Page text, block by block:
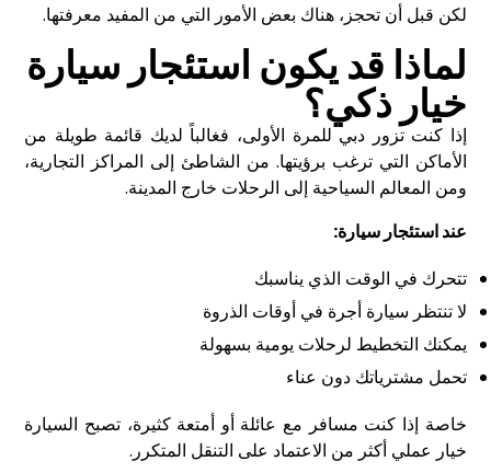
لكن قبل أن تحجز، هناك بعض الأمور التي من المفيد معرفتها.
لماذا قد يكون استئجار سيارة
خيار ذكي؟
إذا كنت تزور دبي للمرة الأولى، فغالباً لديك قائمة طويلة من
الأماكن التي ترغب برؤيتها. من الشاطئ إلى المراكز التجارية،
ومن المعالم السياحية إلى الرحلات خارج المدينة.
عند استئجار سيارة:
تتحرك في الوقت الذي يناسبك
لا تنتظر سيارة أجرة في أوقات الذروة
يمكنك التخطيط لرحلات يومية بسهولة
تحمل مشترياتك دون عناء
خاصة إذا كنت مسافر مع عائلة أو أمتعة كثيرة، تصبح السيارة
خيار عملي أكثر من الاعتماد على التنقل المتكرر.